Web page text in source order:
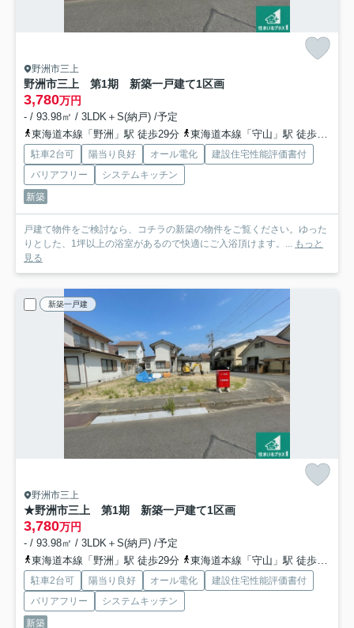
野洲市三上
野洲市三上 第1期 新築一戸建て1区画
3,780万円
- / 93.98㎡ / 3LDK＋S(納戸) /予定
東海道本線「野洲」駅 徒歩29分
東海道本線「守山」駅 徒歩42分
駐車2台可 陽当り良好 オール電化
建設住宅性能評価書付
バリアフリー
システムキッチン
新築
戸建て物件をご検討なら、コチラの新築の物件をご覧ください。ゆった
りとした、1坪以上の浴室があるので快適にご入浴頂けます。... もっと
見る
新築一戸建
野洲市三上
★野洲市三上 第1期 新築一戸建て1区画
3,780万円
- / 93.98㎡ / 3LDK＋S(納戸) /予定
東海道本線「野洲」駅 徒歩29分
東海道本線「守山」駅 徒歩42分
駐車2台可 陽当り良好 オール電化
建設住宅性能評価書付
バリアフリー
システムキッチン
新築